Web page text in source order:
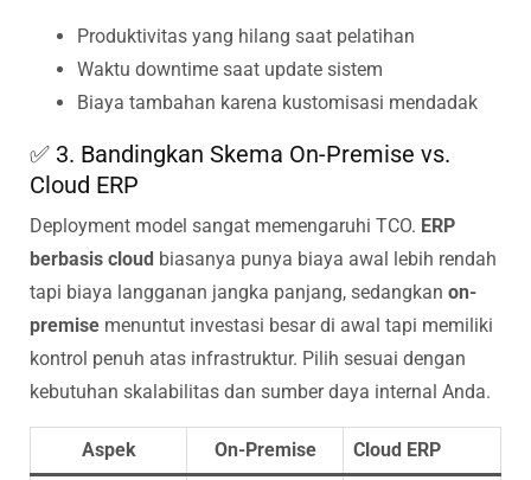
Produktivitas yang hilang saat pelatihan
Waktu downtime saat update sistem
Biaya tambahan karena kustomisasi mendadak
✅ 3. Bandingkan Skema On-Premise vs.
Cloud ERP
Deployment model sangat memengaruhi TCO. ERP
berbasis cloud biasanya punya biaya awal lebih rendah
tapi biaya langganan jangka panjang, sedangkan on-
premise menuntut investasi besar di awal tapi memiliki
kontrol penuh atas infrastruktur. Pilih sesuai dengan
kebutuhan skalabilitas dan sumber daya internal Anda.
Aspek On-Premise Cloud ERP